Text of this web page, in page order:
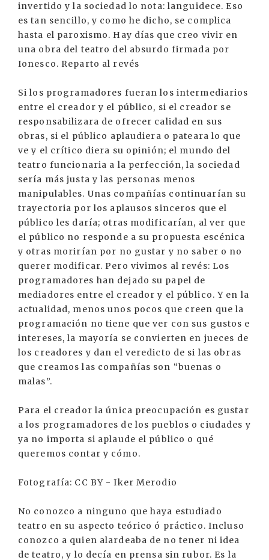
invertido y la sociedad lo nota: languidece. Eso
es tan sencillo, y como he dicho, se complica
hasta el paroxismo. Hay días que creo vivir en
una obra del teatro del absurdo firmada por
Ionesco. Reparto al revés
Si los programadores fueran los intermediarios
entre el creador y el público, si el creador se
responsabilizara de ofrecer calidad en sus
obras, si el público aplaudiera o pateara lo que
ve y el crítico diera su opinión; el mundo del
teatro funcionaria a la perfección, la sociedad
sería más justa y las personas menos
manipulables. Unas compañías continuarían su
trayectoria por los aplausos sinceros que el
público les daría; otras modificarían, al ver que
el público no responde a su propuesta escénica
y otras morirían por no gustar y no saber o no
querer modificar. Pero vivimos al revés: Los
programadores han dejado su papel de
mediadores entre el creador y el público. Y en la
actualidad, menos unos pocos que creen que la
programación no tiene que ver con sus gustos e
intereses, la mayoría se convierten en jueces de
los creadores y dan el veredicto de si las obras
que creamos las compañías son “buenas o
malas”.
Para el creador la única preocupación es gustar
a los programadores de los pueblos o ciudades y
ya no importa si aplaude el público o qué
queremos contar y cómo.
Fotografía: CC BY - Iker Merodio
No conozco a ninguno que haya estudiado
teatro en su aspecto teórico ó práctico. Incluso
conozco a quien alardeaba de no tener ni idea
de teatro, y lo decía en prensa sin rubor. Es la